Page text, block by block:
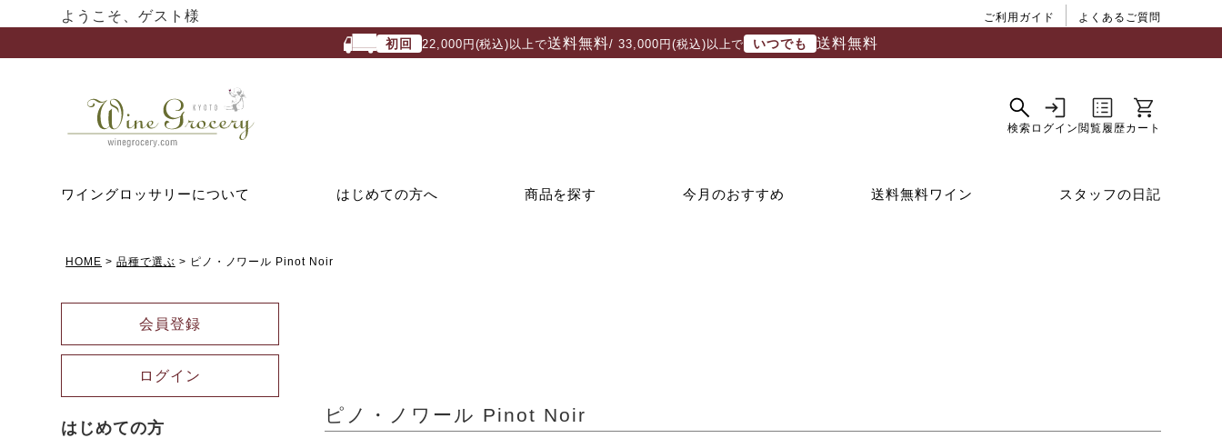
ようこそ、ゲスト様 ご利用ガイド よくあるご質問
初回 22,000円(税込)以上で送料無料/ 33,000円(税込)以上で いつでも 送料無料
ワイングロッサリーについて はじめての方へ 商品を探す 今月のおすすめ 送料無料ワイン スタッフの日記
HOME 品種で選ぶ ピノ・ノワール Pinot Noir
会員登録
ログイン
はじめての方
ピノ・ノワール Pinot Noir